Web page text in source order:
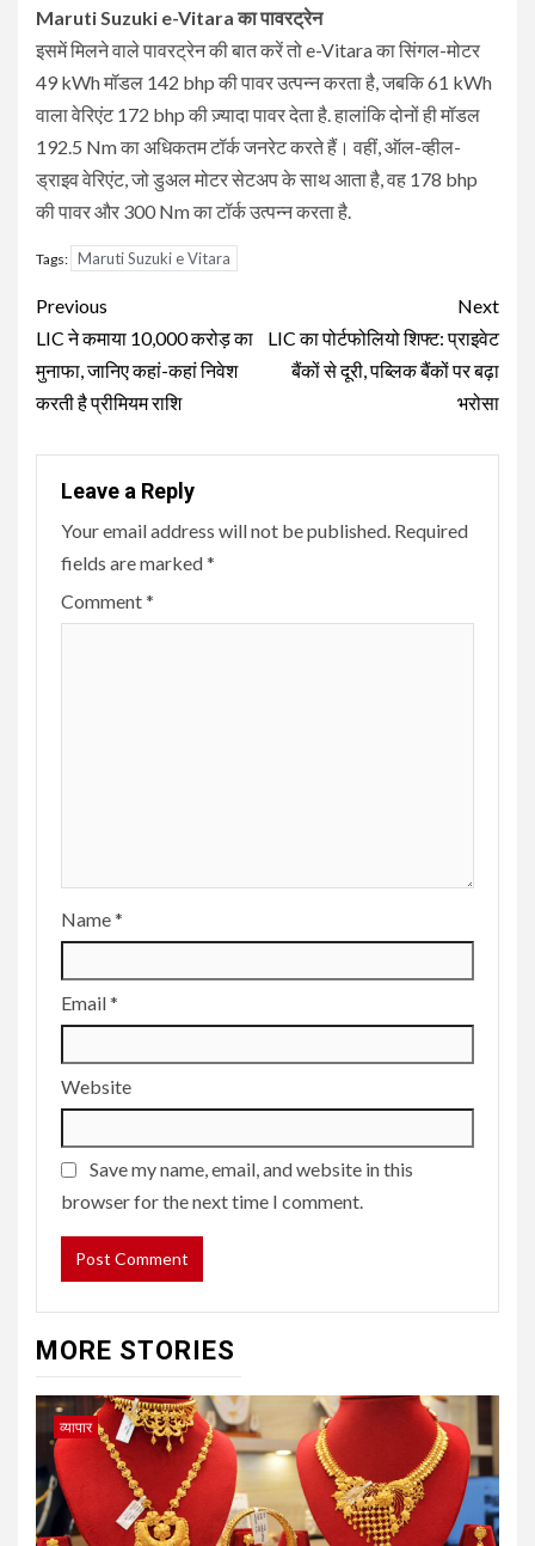
Maruti Suzuki e-Vitara का पावरट्रेन
इसमें मिलने वाले पावरट्रेन की बात करें तो e-Vitara का सिंगल-मोटर
49 kWh मॉडल 142 bhp की पावर उत्पन्न करता है, जबकि 61 kWh
वाला वेरिएंट 172 bhp की ज़्यादा पावर देता है. हालांकि दोनों ही मॉडल
192.5 Nm का अधिकतम टॉर्क जनरेट करते हैं। वहीं, ऑल-व्हील-
ड्राइव वेरिएंट, जो डुअल मोटर सेटअप के साथ आता है, वह 178 bhp
की पावर और 300 Nm का टॉर्क उत्पन्न करता है.
Tags: Maruti Suzuki e Vitara
Continue
Reading
Previous
LIC ने कमाया 10,000 करोड़ का
मुनाफा, जानिए कहां-कहां निवेश
करती है प्रीमियम राशि
Next
LIC का पोर्टफोलियो शिफ्ट: प्राइवेट
बैंकों से दूरी, पब्लिक बैंकों पर बढ़ा
भरोसा
Leave a Reply
Your email address will not be published. Required
fields are marked*
Comment*
Name*
Email*
Website
Save my name, email, and website in this
browser for the next time I comment.
MORE STORIES
व्यापार